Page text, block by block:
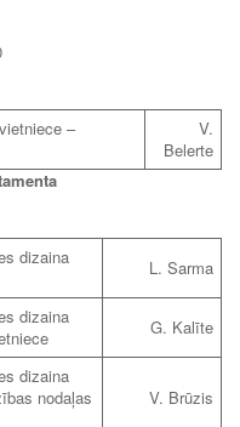
–
V.
Belerte
dizaina
L. Sarma
dizaina
G. Kalīte
dizaina
nodaļas
V. Brūzis